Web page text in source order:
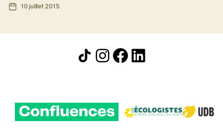
vers
transition
énergétique
d’emplois
Date10 juillet 2015
Icône de partage
Instagram
Facebook
LinkedIn